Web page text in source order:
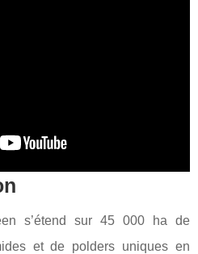
s’étend sur 45 000 ha de
et de polders uniques en